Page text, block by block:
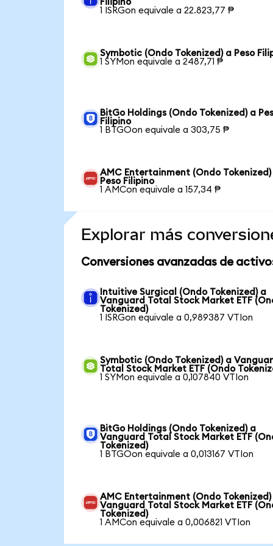
Filipino
1 ISRGon equivale a 22.823,77 ₱
Symbotic (Ondo Tokenized) a Peso
1 SYMon equivale a 2487,71 ₱
BitGo Holdings (Ondo Tokenized) a
Filipino
1 BTGOon equivale a 303,75 ₱
AMC Entertainment (Ondo Tokenized)
Peso Filipino
1 AMCon equivale a 157,34 ₱
Explorar más
Conversiones avanzadas de
Intuitive Surgical (Ondo Tokenized) a
Vanguard Total Stock Market ETF
Tokenized)
1 ISRGon equivale a 0,989387 VTIon
Symbotic (Ondo Tokenized) a
Total Stock Market ETF (Ondo
1 SYMon equivale a 0,107840 VTIon
BitGo Holdings (Ondo Tokenized) a
Vanguard Total Stock Market ETF
Tokenized)
1 BTGOon equivale a 0,013167 VTIon
AMC Entertainment (Ondo Tokenized)
Vanguard Total Stock Market ETF
Tokenized)
1 AMCon equivale a 0,006821 VTIon